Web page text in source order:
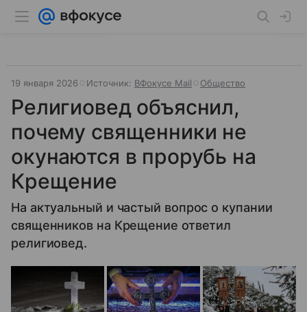
19 января 2026 Источник: ВФокусе Mail Общество
Религиовед объяснил,
почему священники не
окунаются в прорубь на
Крещение
На актуальный и частый вопрос о купании
священников на Крещение ответил
религиовед.